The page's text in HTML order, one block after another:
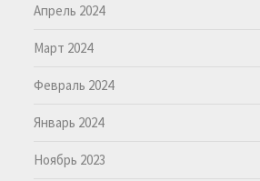
Апрель 2024
Март 2024
Февраль 2024
Январь 2024
Ноябрь 2023